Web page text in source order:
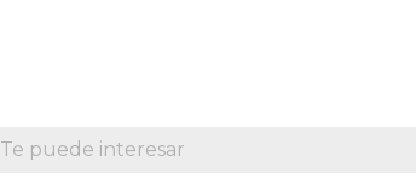
Te puede interesar